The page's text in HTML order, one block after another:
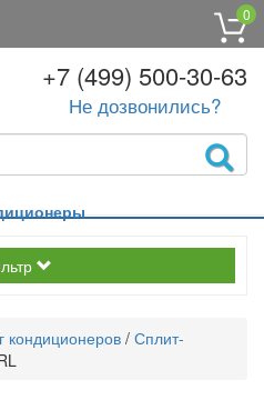
+7 (499) 500-30-63
Не дозвонились?
0
кондиционеров / Сплит-